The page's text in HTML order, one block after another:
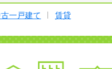
一戸建て 賃貸